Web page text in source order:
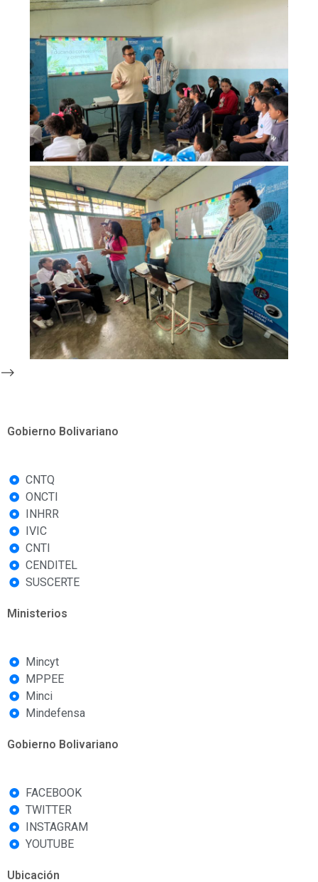
-->
Gobierno Bolivariano
CNTQ
ONCTI
INHRR
IVIC
CNTI
CENDITEL
SUSCERTE
Ministerios
Mincyt
MPPEE
Minci
Mindefensa
Gobierno Bolivariano
FACEBOOK
TWITTER
INSTAGRAM
YOUTUBE
Ubicación